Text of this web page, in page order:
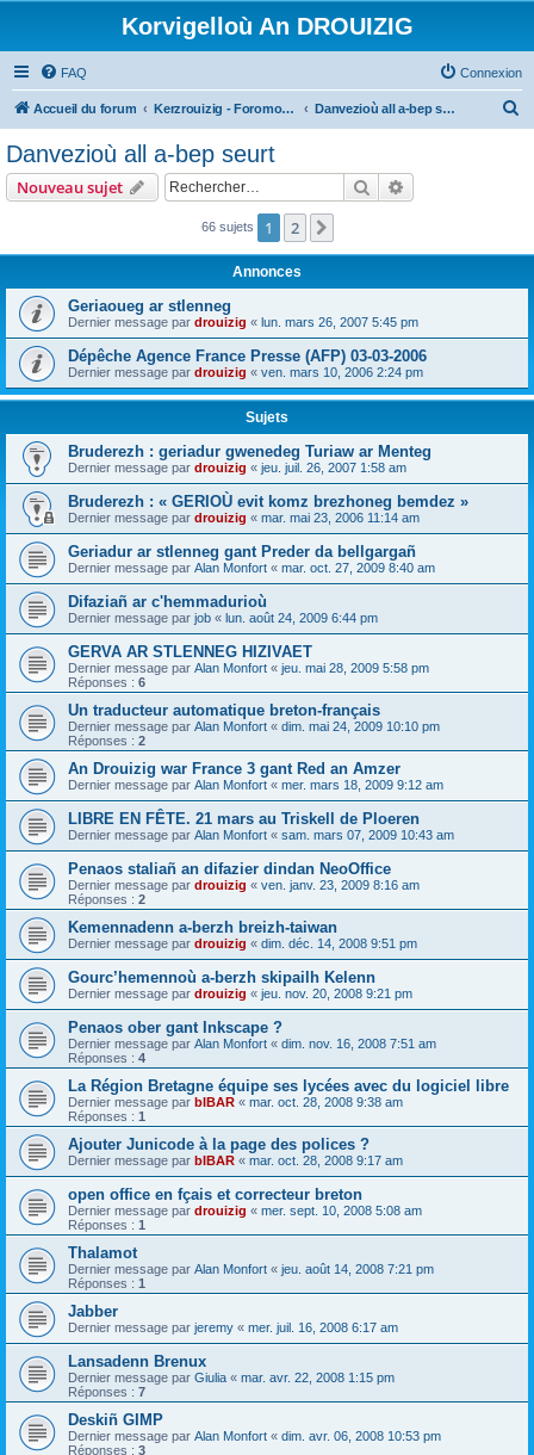
Korvigelloù An DROUIZIG
FAQ Connexion
Accueil du forum Kerzrouizig - Foromoù An Drouizig Danvezioù all a-bep seurt
e
Danvezioù all a-bep seurt
Nouveau sujet Rechercher
66 sujets 1 2
Annonces
Geriaoueg ar stlenneg
Dernier message par drouizig « lun. mars 26, 2007 5:45 pm
Dépêche Agence France Presse (AFP) 03-03-2006
Dernier message par drouizig « ven. mars 10, 2006 2:24 pm
Sujets
Bruderezh : geriadur gwenedeg Turiaw ar Menteg
Dernier message par drouizig « jeu. juil. 26, 2007 1:58 am
Bruderezh : « GERIOÙ evit komz brezhoneg bemdez »
Dernier message par drouizig « mar. mai 23, 2006 11:14 am
Geriadur ar stlenneg gant Preder da bellgargañ
Dernier message par Alan Monfort « mar. oct. 27, 2009 8:40 am
Difaziañ ar c'hemmadurioù
Dernier message par job « lun. août 24, 2009 6:44 pm
GERVA AR STLENNEG HIZIVAET
Dernier message par Alan Monfort « jeu. mai 28, 2009 5:58 pm
Réponses : 6
Un traducteur automatique breton-français
Dernier message par Alan Monfort « dim. mai 24, 2009 10:10 pm
Réponses : 2
An Drouizig war France 3 gant Red an Amzer
Dernier message par Alan Monfort « mer. mars 18, 2009 9:12 am
LIBRE EN FÊTE. 21 mars au Triskell de Ploeren
Dernier message par Alan Monfort « sam. mars 07, 2009 10:43 am
Penaos staliañ an difazier dindan NeoOffice
Dernier message par drouizig « ven. janv. 23, 2009 8:16 am
Réponses : 2
Kemennadenn a-berzh breizh-taiwan
Dernier message par drouizig « dim. déc. 14, 2008 9:51 pm
Gourc’hemennoù a-berzh skipailh Kelenn
Dernier message par drouizig « jeu. nov. 20, 2008 9:21 pm
Penaos ober gant Inkscape ?
Dernier message par Alan Monfort « dim. nov. 16, 2008 7:51 am
Réponses : 4
La Région Bretagne équipe ses lycées avec du logiciel libre
Dernier message par bIBAR « mar. oct. 28, 2008 9:38 am
Réponses : 1
Ajouter Junicode à la page des polices ?
Dernier message par bIBAR « mar. oct. 28, 2008 9:17 am
open office en fçais et correcteur breton
Dernier message par drouizig « mer. sept. 10, 2008 5:08 am
Réponses : 1
Thalamot
Dernier message par Alan Monfort « jeu. août 14, 2008 7:21 pm
Réponses : 1
Jabber
Dernier message par jeremy « mer. juil. 16, 2008 6:17 am
Lansadenn Brenux
Dernier message par Giulia « mar. avr. 22, 2008 1:15 pm
Réponses : 7
Deskiñ GIMP
Dernier message par Alan Monfort « dim. avr. 06, 2008 10:53 pm
Réponses : 3